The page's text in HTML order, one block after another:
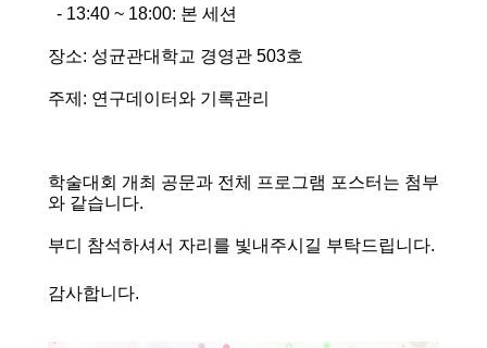
- 13:40 ~ 18:00: 본 세션
장소: 성균관대학교 경영관 503호
주제: 연구데이터와 기록관리
학술대회 개최 공문과 전체 프로그램 포스터는 첨부
와 같습니다.
부디 참석하셔서 자리를 빛내주시길 부탁드립니다.
감사합니다.